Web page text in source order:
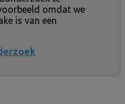
omdat we
is van een